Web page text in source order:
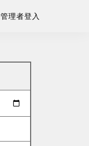
管理者登入